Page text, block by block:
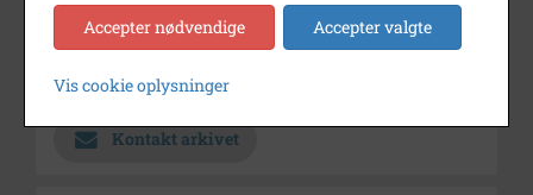
Enhed
Finderup Sogn (Kalundborg
Kommune) (1000-2050)
Arkiv
Kontakt arkivet
Accepter nødvendige Accepter valgte
Vis cookie oplysninger